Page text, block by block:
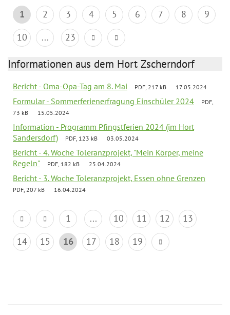
1 2 3 4 5 6 7 8
9
10
... 23
Informationen aus dem Hort Zscherndorf
Bericht - Oma-Opa-Tag am 8. Mai PDF, 217 kB 17.05.2024
Formular - Sommerferienerfragung Einschüler 2024
PDF,
73 kB
15.05.2024
Information - Programm Pfingstferien 2024 (im Hort
Sandersdorf)
PDF, 123 kB 03.05.2024
Bericht - 4. Woche Toleranzprojekt, "Mein Körper, meine
Regeln"
PDF, 182 kB 25.04.2024
Bericht - 3. Woche Toleranzprojekt, Essen ohne Grenzen
PDF, 207 kB 16.04.2024
1 ... 10 11 12
13
14
15 16 17 18 19